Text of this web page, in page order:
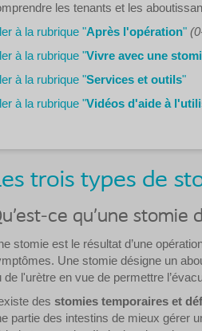
les tenants et les
à la rubrique "Après l'opération"
à la rubrique "Vivre avec une
à la rubrique "Services et outils"
à la rubrique "Vidéos d'aide à
trois types de
ce qu’une
stomie est le résultat d’une
Une stomie désigne un
de l'urètre en vue de permettre
des stomies temporaires et
partie des intestins de mieux gérer